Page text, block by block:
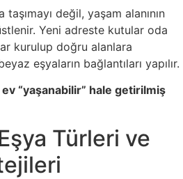
değil, yaşam alanının
Yeni adreste kutular oda
kurulup doğru alanlara
eşyaların bağlantıları yapılır.
“yaşanabilir” hale getirilmiş
Türleri ve